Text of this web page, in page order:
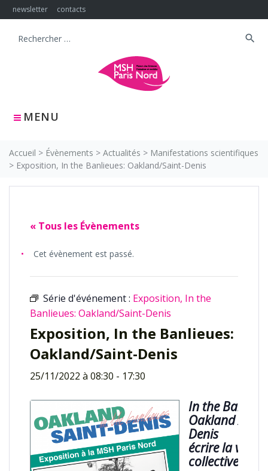
Skip
to
newsletter contacts
MENU
Search
search
Accueil > Évènements > Actualités > Manifestations scientifiques
> Exposition, In the Banlieues: Oakland/Saint-Denis
« Tous les Évènements
Cet évènement est passé.
Série d'événement : Exposition, In the
Banlieues: Oakland/Saint-Denis
Exposition, In the Banlieues:
Oakland/Saint-Denis
25/11/2022 à 08:30 - 17:30
In the
Oakland /
Denis
écrire la ville
collectivement